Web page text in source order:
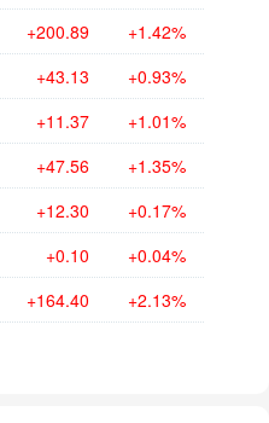
+200.89 +1.42%
+43.13 +0.93%
+11.37 +1.01%
+47.56 +1.35%
+12.30 +0.17%
+0.10 +0.04%
+164.40 +2.13%